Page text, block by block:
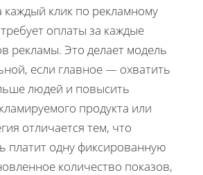
каждый клик по рекламному
оплаты за каждые
рекламы. Это делает модель
если главное — охватить
людей и повысить
продукта или
отличается тем, что
платит одну фиксированную
количество показов,